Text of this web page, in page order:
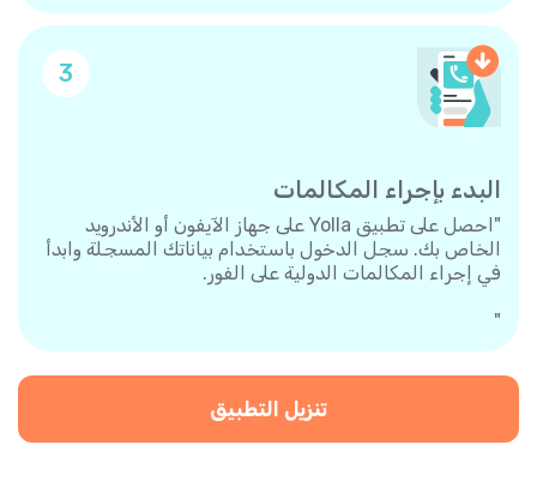
3
البدء بإجراء المكالمات
"احصل على تطبيق Yolla على جهاز الآيفون أو الأندرويد
الخاص بك. سجل الدخول باستخدام بياناتك المسجلة وابدأ
في إجراء المكالمات الدولية على الفور.
"
تنزيل التطبيق